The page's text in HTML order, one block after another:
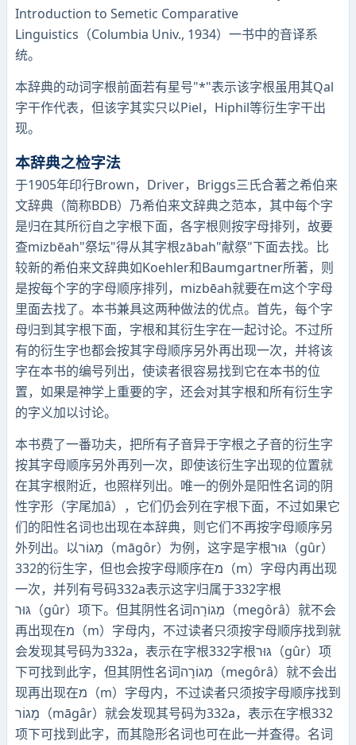
Introduction to Semetic Comparative
Linguistics（Columbia Univ., 1934）一书中的音译系
统。
本辞典的动词字根前面若有星号"*"表示该字根虽用其Qal
字干作代表，但该字其实只以Piel，Hiphil等衍生字干出
现。
本辞典之检字法
于1905年印行Brown，Driver，Briggs三氏合著之希伯来
文辞典（简称BDB）乃希伯来文辞典之范本，其中每个字
是归在其所衍自之字根下面，各字根则按字母排列，故要
查mizbēah"祭坛"得从其字根zābah"献祭"下面去找。比
较新的希伯来文辞典如Koehler和Baumgartner所著，则
是按每个字的字母顺序排列，mizbēah就要在m这个字母
里面去找了。本书兼具这两种做法的优点。首先，每个字
母归到其字根下面，字根和其衍生字在一起讨论。不过所
有的衍生字也都会按其字母顺序另外再出现一次，并将该
字在本书的编号列出，使读者很容易找到它在本书的位
置，如果是神学上重要的字，还会对其字根和所有衍生字
的字义加以讨论。
本书费了一番功夫，把所有子音异于字根之子音的衍生字
按其字母顺序另外再列一次，即使该衍生字出现的位置就
在其字根附近，也照样列出。唯一的例外是阳性名词的阴
性字形（字尾加â），它们仍会列在字根下面，不过如果它
们的阳性名词也出现在本辞典，则它们不再按字母顺序另
外列出。以מָגוֹר（māgôr）为例，这字是字根גּוּר（gûr）
332的衍生字，但也会按字母顺序在מ（m）字母内再出现
一次，并列有号码332a表示这字归属于332字根
גּוּר（gûr）项下。但其阴性名词מְגוֹרָה（megôrâ）就不会
再出现在מ（m）字母内，不过读者只须按字母顺序找到就
会发现其号码为332a，表示在字根332字根גּוּר（gûr）项
下可找到此字，但其阴性名词מְגוֹרׇה（megôrâ）就不会出
现再出现在מ（m）字母内，不过读者只须按字母顺序找到
מׇגוֹר（māgâr）就会发现其号码为332a，表示在字根332
项下可找到此字，而其隐形名词也可在此一并査得。名词